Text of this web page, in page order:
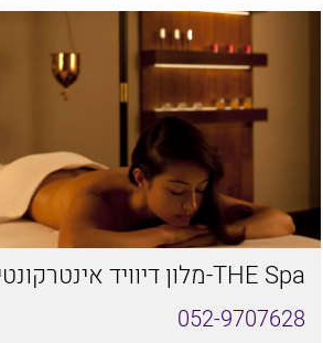
THE Spa-מלון דיוויד אינטרקונטיננטל
052-9707628